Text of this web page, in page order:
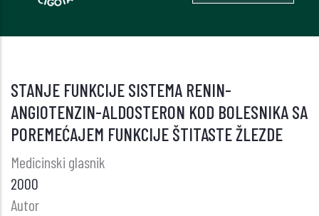
STANJE FUNKCIJE SISTEMA RENIN-
ANGIOTENZIN-ALDOSTERON KOD BOLESNIKA SA
POREMEĆAJEM FUNKCIJE ŠTITASTE ŽLEZDE
Medicinski glasnik
2000
Autor